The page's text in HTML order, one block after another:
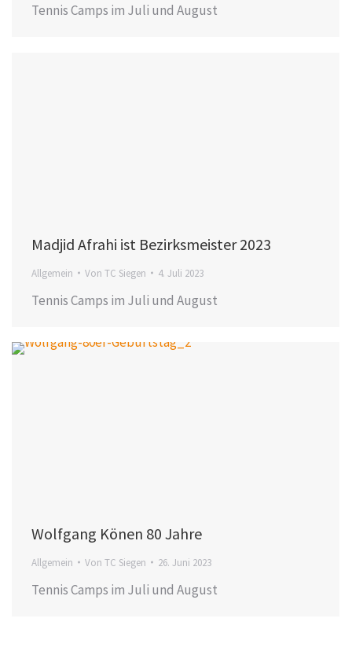
Tennis Camps im Juli und August
Madjid Afrahi ist Bezirksmeister 2023
Allgemein Von TC Siegen 4. Juli 2023
Tennis Camps im Juli und August
Wolfgang Könen 80 Jahre
Allgemein Von TC Siegen 26. Juni 2023
Tennis Camps im Juli und August